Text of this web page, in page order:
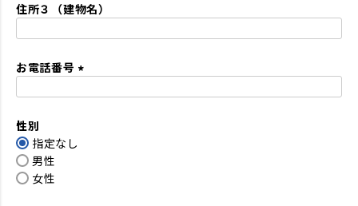
須
住所３（建物名）
お電話番号
性別
指定なし
男性
女性